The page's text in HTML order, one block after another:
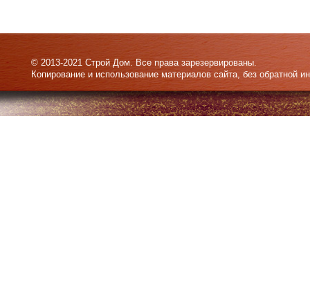
© 2013-2021 Строй Дом. Все права зарезервированы.
Копирование и использование материалов сайта, без обратной